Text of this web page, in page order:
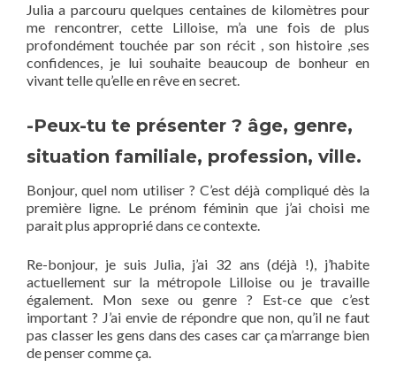
Julia a parcouru quelques centaines de kilomètres pour
me rencontrer, cette Lilloise, m’a une fois de plus
profondément touchée par son récit , son histoire ,ses
confidences, je lui souhaite beaucoup de bonheur en
vivant telle qu’elle en rêve en secret.
-Peux-tu te présenter ? âge, genre,
situation familiale, profession, ville.
Bonjour, quel nom utiliser ? C’est déjà compliqué dès la
première ligne. Le prénom féminin que j’ai choisi me
parait plus approprié dans ce contexte.
Re-bonjour, je suis Julia, j’ai 32 ans (déjà !), j’habite
actuellement sur la métropole Lilloise ou je travaille
également. Mon sexe ou genre ? Est-ce que c’est
important ? J’ai envie de répondre que non, qu’il ne faut
pas classer les gens dans des cases car ça m’arrange bien
de penser comme ça.